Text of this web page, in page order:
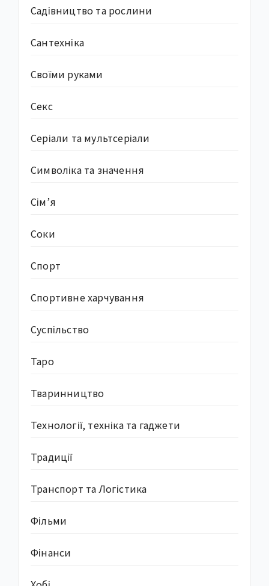
Садівництво та рослини
Сантехніка
Своїми руками
Секс
Серіали та мультсеріали
Символіка та значення
Сім’я
Соки
Спорт
Спортивне харчування
Суcпільство
Таро
Тваринництво
Технології, техніка та гаджети
Традиції
Транспорт та Логістика
Фільми
Фінанси